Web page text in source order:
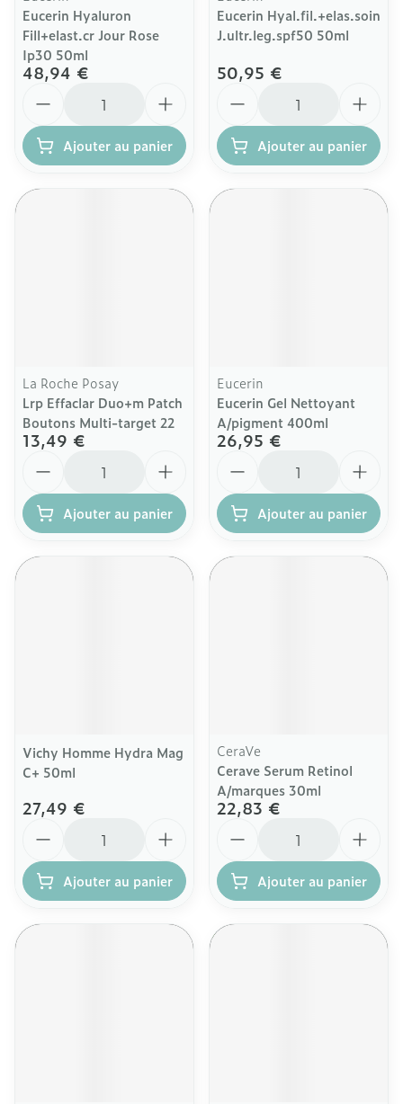
Eucerin Hyaluron
Fill+elast.cr Jour Rose
Ip30 50ml
48,94 €
Ajouter au panier
Eucerin Hyal.fil.+elas.soin
J.ultr.leg.spf50 50ml
50,95 €
Ajouter au panier
La Roche Posay
Lrp Effaclar Duo+m Patch
Boutons Multi-target 22
13,49 €
Ajouter au panier
Eucerin
Eucerin Gel Nettoyant
A/pigment 400ml
26,95 €
Ajouter au panier
Vichy Homme Hydra Mag
C+ 50ml
27,49 €
Ajouter au panier
CeraVe
Cerave Serum Retinol
A/marques 30ml
22,83 €
Ajouter au panier